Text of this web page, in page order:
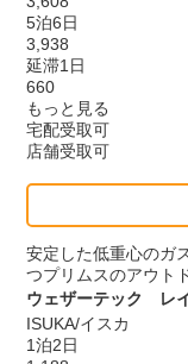
5泊6日
3,938
延滞1日
660
もっと見る
宅配受取可
店舗受取可
安定した低重心のガ
つプリムスのアウト
ウェザーテック レ
ISUKA/イスカ
1泊2日